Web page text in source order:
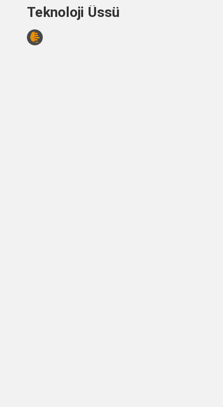
Teknoloji Üssü